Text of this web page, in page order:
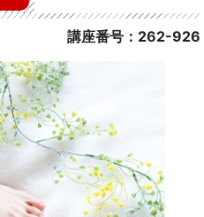
講座番号：262-926